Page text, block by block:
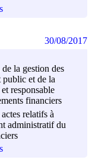
la gestion des
public et de la
responsable
financiers
relatifs à
administratif du
30/08/2017